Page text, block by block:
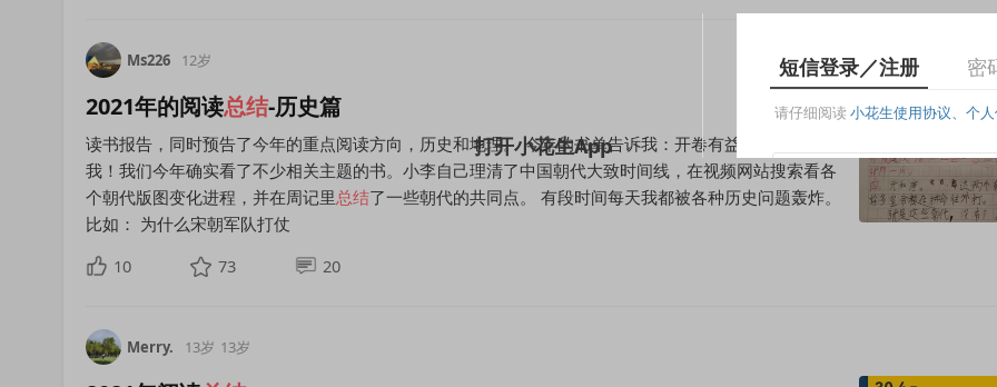
Ms226 12岁
2021年的阅读总结-历史篇
读书报告，同时预告了今年的重点阅读方向，历史和地理。 今年的书单告诉我：开卷有益，好书诚不欺
我！我们今年确实看了不少相关主题的书。小李自己理清了中国朝代大致时间线，在视频网站搜索看各
个朝代版图变化进程，并在周记里总结了一些朝代的共同点。 有段时间每天我都被各种历史问题轰炸。
比如： 为什么宋朝军队打仗
10
73 20
Merry. 13岁 13岁